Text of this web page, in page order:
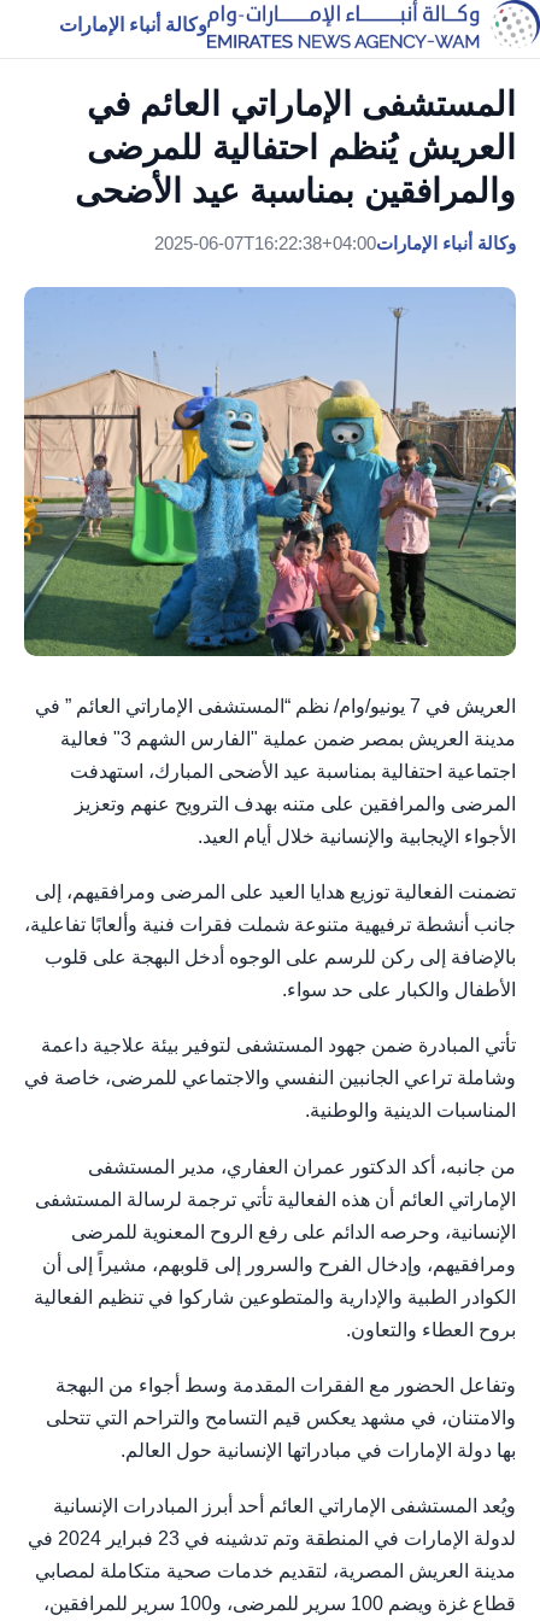
وكالة أنباء الإمارات
المستشفى الإماراتي العائم في
العريش يُنظم احتفالية للمرضى
والمرافقين بمناسبة عيد الأضحى
وكالة أنباء الإمارات2025-06-07T16:22:38+04:00
العريش في 7 يونيو/وام/ نظم “المستشفى الإماراتي العائم ” في
مدينة العريش بمصر ضمن عملية "الفارس الشهم 3" فعالية
اجتماعية احتفالية بمناسبة عيد الأضحى المبارك، استهدفت
المرضى والمرافقين على متنه بهدف الترويح عنهم وتعزيز
الأجواء الإيجابية والإنسانية خلال أيام العيد.
تضمنت الفعالية توزيع هدايا العيد على المرضى ومرافقيهم، إلى
جانب أنشطة ترفيهية متنوعة شملت فقرات فنية وألعابًا تفاعلية،
بالإضافة إلى ركن للرسم على الوجوه أدخل البهجة على قلوب
الأطفال والكبار على حد سواء.
تأتي المبادرة ضمن جهود المستشفى لتوفير بيئة علاجية داعمة
وشاملة تراعي الجانبين النفسي والاجتماعي للمرضى، خاصة في
المناسبات الدينية والوطنية.
من جانبه، أكد الدكتور عمران العفاري، مدير المستشفى
الإماراتي العائم أن هذه الفعالية تأتي ترجمة لرسالة المستشفى
الإنسانية، وحرصه الدائم على رفع الروح المعنوية للمرضى
ومرافقيهم، وإدخال الفرح والسرور إلى قلوبهم، مشيراً إلى أن
الكوادر الطبية والإدارية والمتطوعين شاركوا في تنظيم الفعالية
بروح العطاء والتعاون.
وتفاعل الحضور مع الفقرات المقدمة وسط أجواء من البهجة
والامتنان، في مشهد يعكس قيم التسامح والتراحم التي تتحلى
بها دولة الإمارات في مبادراتها الإنسانية حول العالم.
‎ويُعد المستشفى الإماراتي العائم أحد أبرز المبادرات الإنسانية
لدولة الإمارات في المنطقة وتم تدشينه في 23 فبراير 2024 في
مدينة العريش المصرية، لتقديم خدمات صحية متكاملة لمصابي
قطاع غزة ويضم 100 سرير للمرضى، و100 سرير للمرافقين،